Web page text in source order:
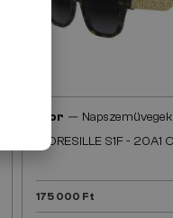
Dior — Napszemüvegek
DIORESILLE S1F - 20A1
175 000 Ft